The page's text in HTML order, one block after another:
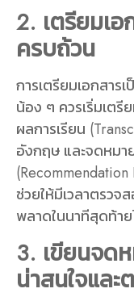
2. เตรียมเ
ครบถ้วน
การเตรียมเอกสาร
น้อง ๆ ควรเริ่มเตรี
ผลการเรียน
อังกฤษ และจดหม
ช่วยให้มีเวลาตรวจ
พลาดในนาทีสุดท้า
3. เขียนจด
น่าสนใจและ